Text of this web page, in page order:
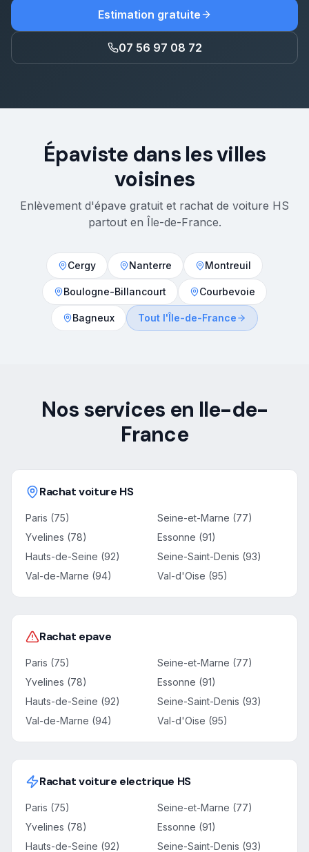
Estimation gratuite
07 56 97 08 72
Épaviste dans les villes
voisines
Enlèvement d'épave gratuit et rachat de voiture HS
partout en Île-de-France.
Cergy Nanterre Montreuil
Boulogne-Billancourt Courbevoie
Bagneux Tout l'Île-de-France
Nos services en Ile-de-
France
Rachat voiture HS
Paris (75)
Seine-et-Marne (77)
Yvelines (78)
Essonne (91)
Hauts-de-Seine (92)
Seine-Saint-Denis (93)
Val-de-Marne (94)
Val-d'Oise (95)
Rachat epave
Paris (75)
Seine-et-Marne (77)
Yvelines (78)
Essonne (91)
Hauts-de-Seine (92)
Seine-Saint-Denis (93)
Val-de-Marne (94)
Val-d'Oise (95)
Rachat voiture electrique HS
Paris (75)
Seine-et-Marne (77)
Yvelines (78)
Essonne (91)
Hauts-de-Seine (92)
Seine-Saint-Denis (93)